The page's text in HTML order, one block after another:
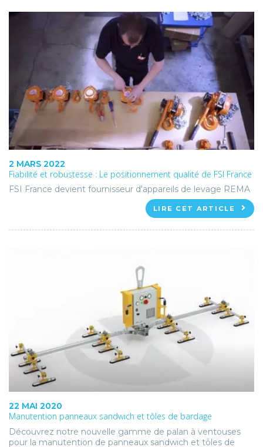
2 MARS 2022
Fiabilité et robustesse : Le positionnement qualité de FSI France
FSI France devient fournisseur d'appareils de levage REMA
LIRE CET ARTICLE
22 MAI 2020
Manutention panneaux sandwich et tôles de bardage
Découvrez notre nouvelle gamme de palan à ventouses
pour la manutention de panneaux sandwich et tôles de